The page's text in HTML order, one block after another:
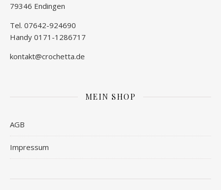
79346 Endingen
Tel. 07642-924690
Handy 0171-1286717
kontakt@crochetta.de
MEIN SHOP
AGB
Impressum